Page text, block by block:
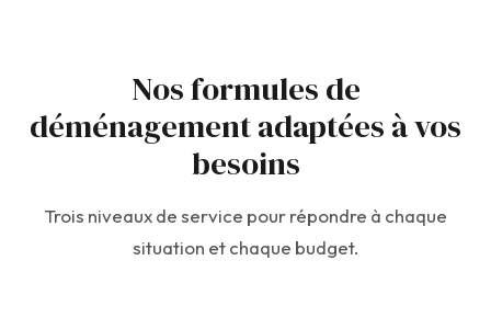
Nos formules de
déménagement adaptées à vos
besoins
Trois niveaux de service pour répondre à chaque
situation et chaque budget.